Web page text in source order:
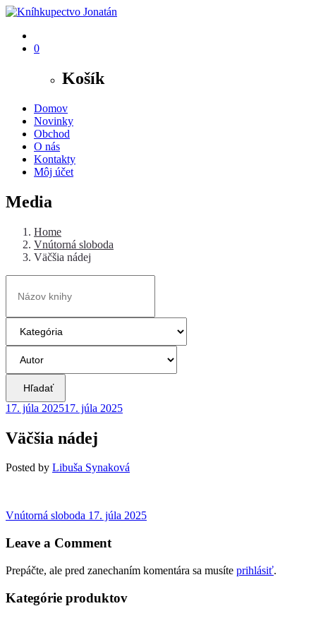
0
Košík
Domov
Novinky
Obchod
O nás
Kontakty
Môj účet
Media
Home
Vnútorná sloboda
Väčšia nádej
Hľadať
17. júla 202517. júla 2025
Väčšia nádej
Posted by Libuša Synaková
Navigácia
v
Vnútorná sloboda Previous
17. júla 2025
Leave a Comment
Prepáčte, ale pred zanechaním komentára sa musíte prihlásiť.
Kategórie produktov